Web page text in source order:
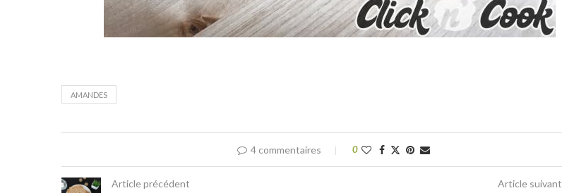
AMANDES
4 commentaires 0
Article précédent Article suivant